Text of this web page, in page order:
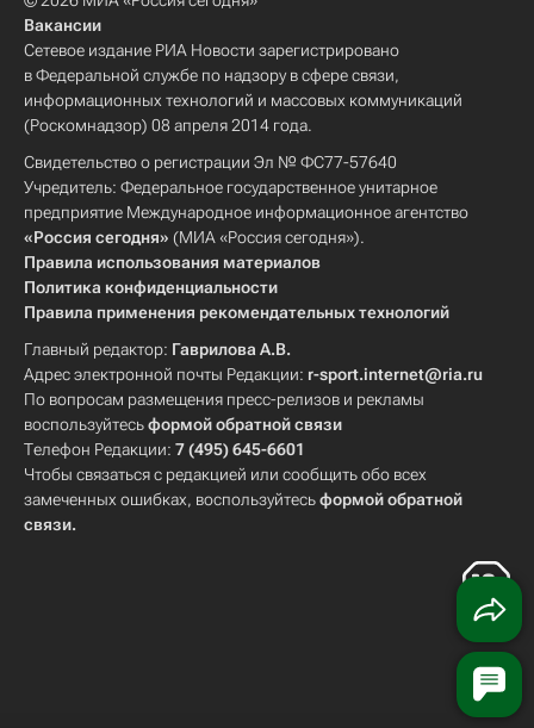
Вакансии
Сетевое издание РИА Новости зарегистрировано
в Федеральной службе по надзору в сфере связи,
информационных технологий и массовых коммуникаций
(Роскомнадзор) 08 апреля 2014 года.
Свидетельство о регистрации Эл № ФС77-57640
Учредитель: Федеральное государственное унитарное
предприятие Международное информационное агентство
«Россия сегодня» (МИА «Россия сегодня»).
Правила использования материалов
Политика конфиденциальности
Правила применения рекомендательных технологий
Главный редактор: Гаврилова А.В.
Адрес электронной почты Редакции: r-sport.internet@ria.ru
По вопросам размещения пресс-релизов и рекламы
воспользуйтесьформой обратной связи
Телефон Редакции: 7 (495) 645-6601
Чтобы связаться с редакцией или сообщить обо всех
замеченных ошибках, воспользуйтесьформой обратной
связи.